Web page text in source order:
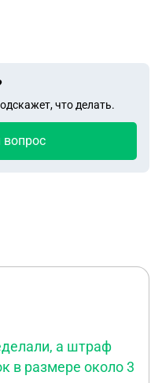
что делать.
вопрос
а штраф
в размере около 3